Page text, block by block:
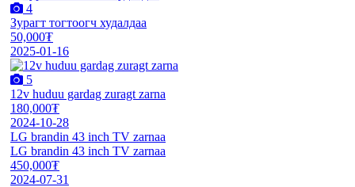
4
Зурагт тогтоогч худалдаа
50,000₮
2025-01-16
5
12v huduu gardag zuragt zarna
180,000₮
2024-10-28
LG brandin 43 inch TV zarnaa
LG brandin 43 inch TV zarnaa
450,000₮
2024-07-31